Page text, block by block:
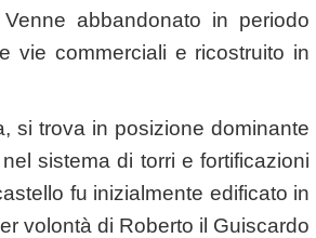
abbandonato in periodo
vie commerciali e ricostruito in
si trova in posizione dominante
sistema di torri e fortificazioni
fu inizialmente edificato in
volontà di Roberto il Guiscardo